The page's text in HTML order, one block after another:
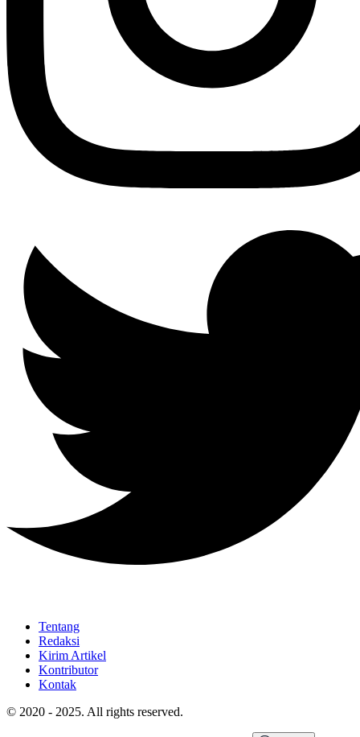
Tentang
Redaksi
Kirim Artikel
Kontributor
Kontak
© 2020 - 2025. All rights reserved.